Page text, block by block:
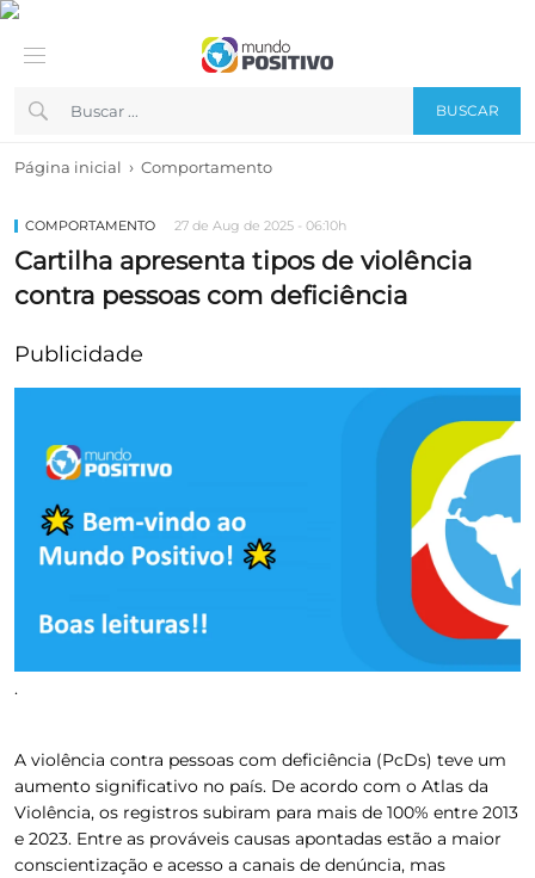
BUSCAR
Página inicial › Comportamento
COMPORTAMENTO 27 de Aug de 2025 - 06:10h
Cartilha apresenta tipos de violência
contra pessoas com deficiência
Publicidade
.
A violência contra pessoas com deficiência (PcDs) teve um
aumento significativo no país. De acordo com o Atlas da
Violência, os registros subiram para mais de 100% entre 2013
e 2023. Entre as prováveis causas apontadas estão a maior
conscientização e acesso a canais de denúncia, mas